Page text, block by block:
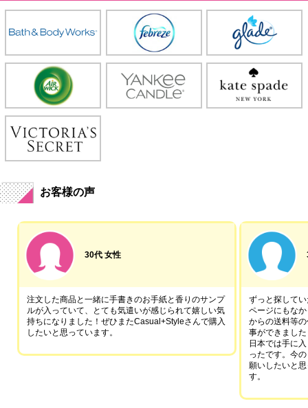
お客様の声
30代 女性
注文した商品と一緒に手書きのお手紙と香りのサンプ
ルが入っていて、とても気遣いが感じられて嬉しい気
持ちになりました！ぜひまたCasual+Styleさんで購入
したいと思っています。
ずっと探して
ページにもな
からの送料等
事ができました
日本では手に
ったです。今
願いしたいと
す。